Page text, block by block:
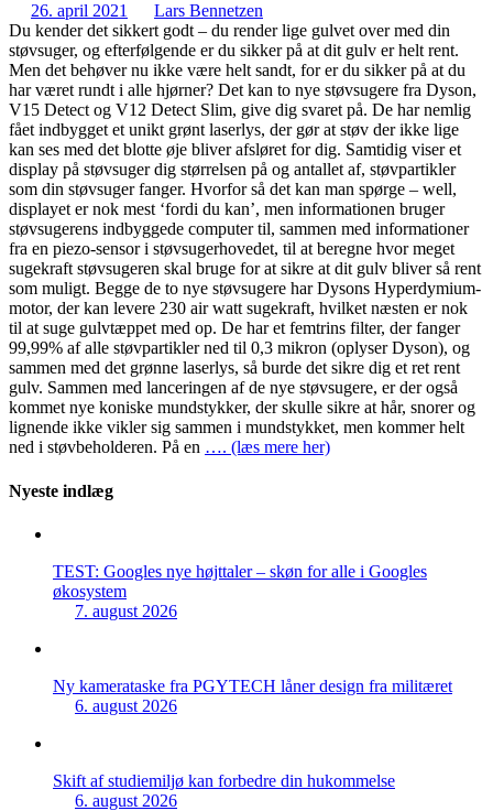
26. april 2021
Lars Bennetzen
Du kender det sikkert godt – du render lige gulvet over med din
støvsuger, og efterfølgende er du sikker på at dit gulv er helt rent.
Men det behøver nu ikke være helt sandt, for er du sikker på at du
har været rundt i alle hjørner? Det kan to nye støvsugere fra Dyson,
V15 Detect og V12 Detect Slim, give dig svaret på. De har nemlig
fået indbygget et unikt grønt laserlys, der gør at støv der ikke lige
kan ses med det blotte øje bliver afsløret for dig. Samtidig viser et
display på støvsuger dig størrelsen på og antallet af, støvpartikler
som din støvsuger fanger. Hvorfor så det kan man spørge – well,
displayet er nok mest ‘fordi du kan’, men informationen bruger
støvsugerens indbyggede computer til, sammen med informationer
fra en piezo-sensor i støvsugerhovedet, til at beregne hvor meget
sugekraft støvsugeren skal bruge for at sikre at dit gulv bliver så rent
som muligt. Begge de to nye støvsugere har Dysons Hyperdymium-
motor, der kan levere 230 air watt sugekraft, hvilket næsten er nok
til at suge gulvtæppet med op. De har et femtrins filter, der fanger
99,99% af alle støvpartikler ned til 0,3 mikron (oplyser Dyson), og
sammen med det grønne laserlys, så burde det sikre dig et ret rent
gulv. Sammen med lanceringen af de nye støvsugere, er der også
kommet nye koniske mundstykker, der skulle sikre at hår, snorer og
lignende ikke vikler sig sammen i mundstykket, men kommer helt
ned i støvbeholderen. På en …. (læs mere her)
Nyeste indlæg
TEST: Googles nye højttaler – skøn for alle i Googles
økosystem
7. august 2026
Ny kamerataske fra PGYTECH låner design fra militæret
6. august 2026
Skift af studiemiljø kan forbedre din hukommelse
6. august 2026